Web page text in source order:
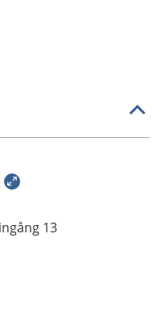
13